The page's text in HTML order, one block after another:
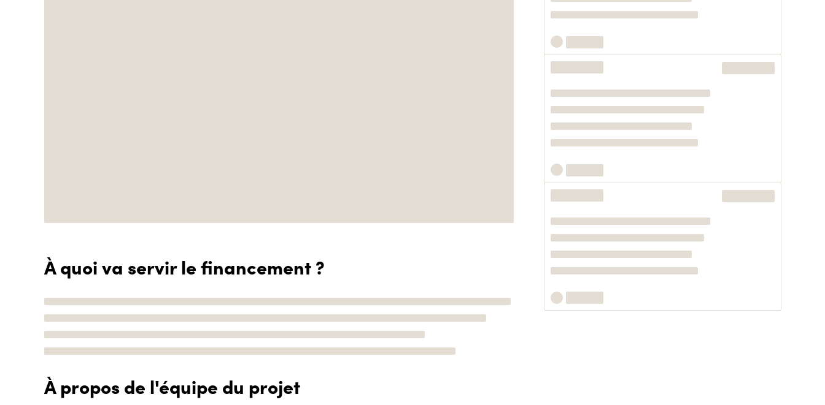
À quoi va servir le financement ?
À propos de l'équipe du projet